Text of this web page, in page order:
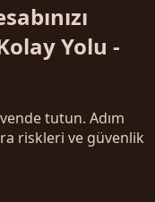
Yolu -
tutun. Adım
riskleri ve güvenlik